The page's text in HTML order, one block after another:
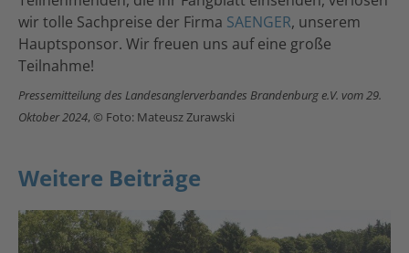
wir tolle Sachpreise der Firma SAENGER, unserem
Hauptsponsor. Wir freuen uns auf eine große
Teilnahme!
Pressemitteilung des Landesanglerverbandes Brandenburg e.V. vom 29.
Oktober 2024, © Foto: Mateusz Zurawski
Weitere Beiträge